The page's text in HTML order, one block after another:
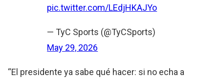
pic.twitter.com/LEdjHKAJYo
— TyC Sports (@TyCSports)
May 29, 2026
“El presidente ya sabe qué hacer: si no echa a